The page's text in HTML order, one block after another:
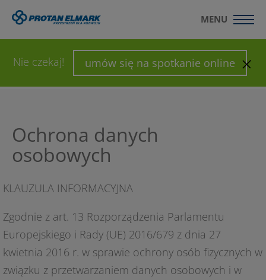
Nie czekaj! umów się na spotkanie online
MENU
Protan Elmark Ochrona danych osobowych
Ochrona danych
osobowych
KLAUZULA INFORMACYJNA
Zgodnie z art. 13 Rozporządzenia Parlamentu
Europejskiego i Rady (UE) 2016/679 z dnia 27
kwietnia 2016 r. w sprawie ochrony osób fizycznych w
związku z przetwarzaniem danych osobowych i w